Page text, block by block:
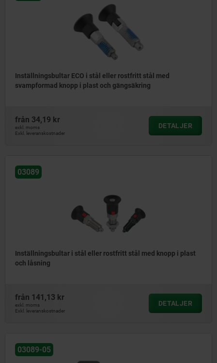
Inställningsbultar ECO i stål eller rostfritt stål med
svampformad knopp i plast och gängsäkring
från 34,19 kr
exkl. moms
Exkl. leveranskostnader
DETALJER
03089
Inställningsbultar i stål eller rostfritt stål med knopp i plast
och låsning
från 141,13 kr
exkl. moms
Exkl. leveranskostnader
DETALJER
03089-05